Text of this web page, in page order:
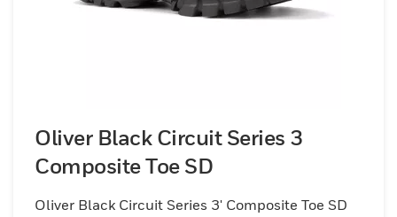
Oliver Black Circuit Series 3
Composite Toe SD
Oliver Black Circuit Series 3' Composite Toe SD